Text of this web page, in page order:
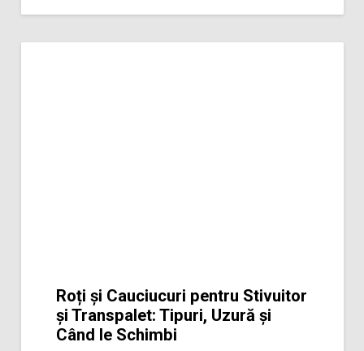
Roți și Cauciucuri pentru Stivuitor
și Transpalet: Tipuri, Uzură și
Când le Schimbi